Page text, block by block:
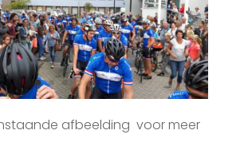
afbeelding voor meer